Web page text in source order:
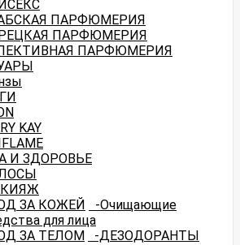
ПАРФЮМЕРИЯ
ПАРФЮМЕРИЯ
ПАРФЮМЕРИЯ
KAY
И ЗДОРОВЬЕ
ЗА КОЖЕЙ
-Очищающие
для лица
ЗА ТЕЛОМ
-ДЕЗОДОРАНТЫ